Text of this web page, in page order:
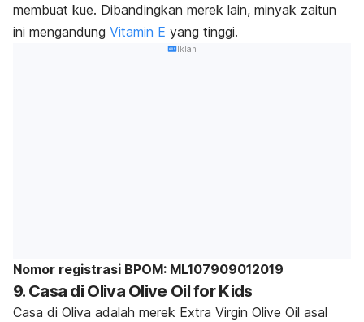
membuat kue. Dibandingkan merek lain, minyak zaitun
ini mengandung Vitamin E yang tinggi.
Iklan
Nomor registrasi BPOM: ML107909012019
9. Casa di Oliva Olive Oil for Kids
Casa di Oliva adalah merek Extra Virgin Olive Oil asal